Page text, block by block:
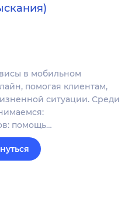
в мобильном
помогая клиентам,
ситуации. Среди
помощь…